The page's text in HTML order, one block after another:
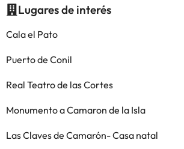
Lugares de interés
Cala el Pato
Puerto de Conil
Real Teatro de las Cortes
Monumento a Camaron de la Isla
Las Claves de Camarón- Casa natal